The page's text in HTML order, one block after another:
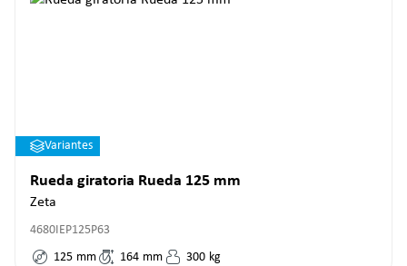
Variantes
Rueda giratoria Rueda 125 mm
Zeta
4680IEP125P63
125 mm 164 mm 300 kg